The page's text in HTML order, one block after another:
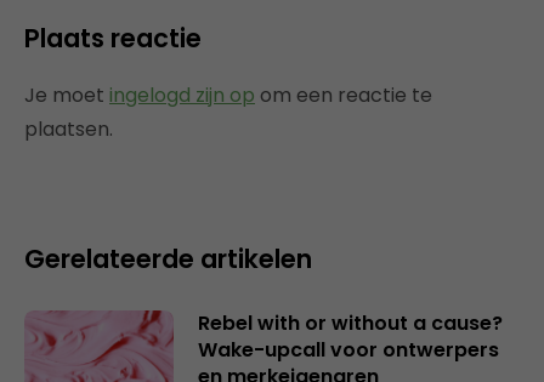
Plaats reactie
Je moet ingelogd zijn op om een reactie te
plaatsen.
Gerelateerde artikelen
Rebel with or without a cause?
Wake-upcall voor ontwerpers
en merkeigenaren